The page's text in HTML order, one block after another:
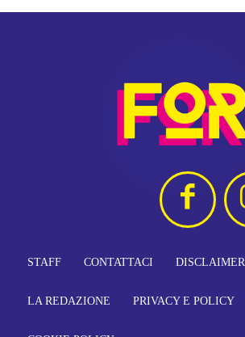
STAFF CONTATTACI DISCLAIMER
LA REDAZIONE PRIVACY E POLICY